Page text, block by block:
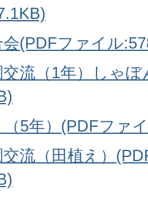
(PDFファイル
流（1年）しゃ
5年）(PDFファ
流（田植え）